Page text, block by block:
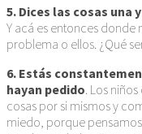
5. Dices las cosas una
Y acá es entonces donde
problema o ellos. ¿Qué
6. Estás
hayan pedido. Los
cosas por si mismos y
miedo, porque